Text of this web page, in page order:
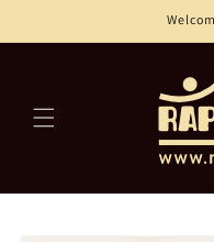
Inhalt